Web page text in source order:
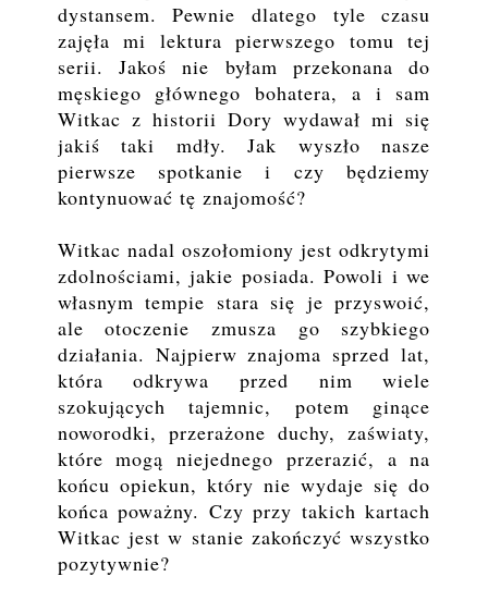
dystansem. Pewnie dlatego tyle czasu
zajęła mi lektura pierwszego tomu tej
serii. Jakoś nie byłam przekonana do
męskiego głównego bohatera, a i sam
Witkac z historii Dory wydawał mi się
jakiś taki mdły. Jak wyszło nasze
pierwsze spotkanie i czy będziemy
kontynuować tę znajomość?
Witkac nadal oszołomiony jest odkrytymi
zdolnościami, jakie posiada. Powoli i we
własnym tempie stara się je przyswoić,
ale otoczenie zmusza go szybkiego
działania. Najpierw znajoma sprzed lat,
która odkrywa przed nim wiele
szokujących tajemnic, potem ginące
noworodki, przerażone duchy, zaświaty,
które mogą niejednego przerazić, a na
końcu opiekun, który nie wydaje się do
końca poważny. Czy przy takich kartach
Witkac jest w stanie zakończyć wszystko
pozytywnie?